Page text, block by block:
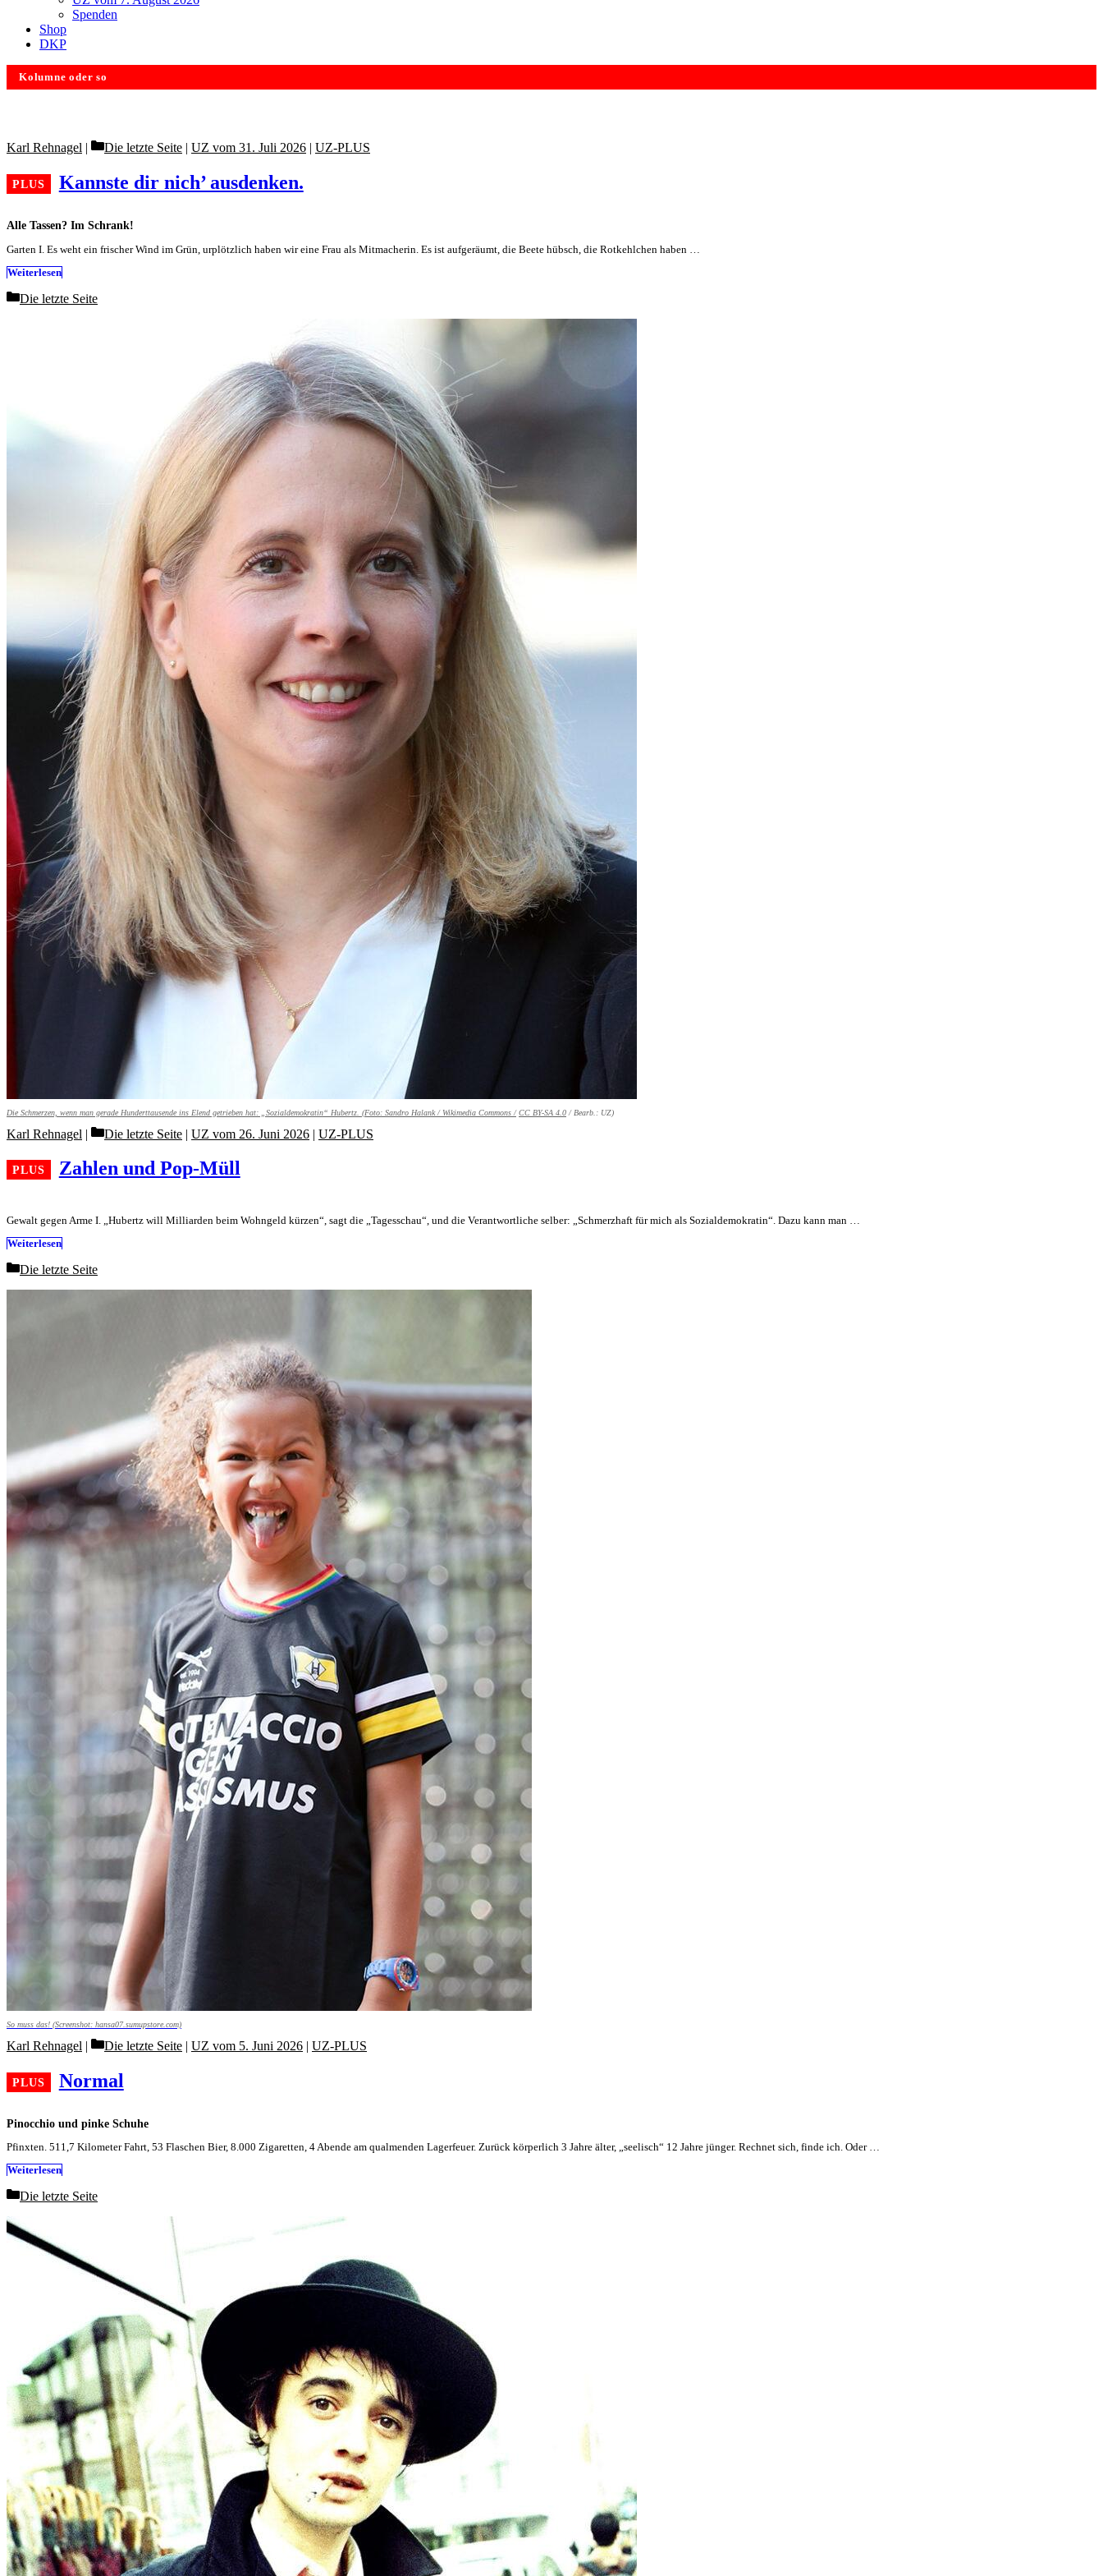
Spenden
Shop
DKP
Kolumne oder so
Alle Tassen? Im Schrank!
Kannste dir nich’ ausdenken.
Karl Rehnagel Categories
Die letzte Seite | UZ vom 31. Juli 2026 | UZ-PLUS
Garten I. Es weht ein frischer Wind im Grün, urplötzlich haben wir eine Frau als Mitmacherin. Es ist aufgeräumt, die Beete hübsch, die Rotkehlchen haben …
Weiterlesen
Categories
Die letzte Seite
Die Schmerzen, wenn man gerade Hunderttausende ins Elend getrieben hat: „Sozialdemokratin“ Hubertz. (Foto: Sandro Halank / Wikimedia Commons / CC BY-SA 4.0 / Bearb.: UZ)
Zahlen und Pop-Müll
Karl Rehnagel Categories
Die letzte Seite | UZ vom 26. Juni 2026 | UZ-PLUS
Gewalt gegen Arme I. „Hubertz will Milliarden beim Wohngeld kürzen“, sagt die „Tagesschau“, und die Verantwortliche selber: „Schmerzhaft für mich als Sozialdemokratin“. Dazu kann man …
Weiterlesen
Categories
Die letzte Seite
So muss das! (Screenshot: hansa07.sumupstore.com)
Pinocchio und pinke Schuhe
Normal
Karl Rehnagel Categories
Die letzte Seite | UZ vom 5. Juni 2026 | UZ-PLUS
Pfinxten. 511,7 Kilometer Fahrt, 53 Flaschen Bier, 8.000 Zigaretten, 4 Abende am qualmenden Lagerfeuer. Zurück körperlich 3 Jahre älter, „seelisch“ 12 Jahre jünger. Rechnet sich, finde ich. Oder …
Weiterlesen
Categories
Die letzte Seite